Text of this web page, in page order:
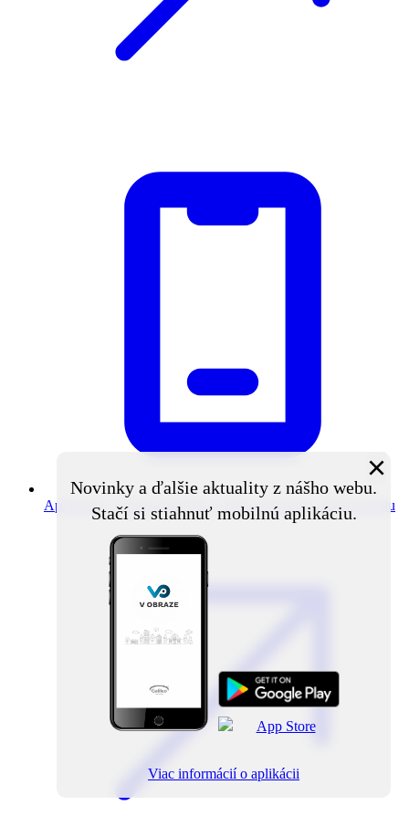
Aplikácia V obraze Novinky z obce priamo do vášho mobilu
Novinky a ďalšie aktuality z nášho webu.
Stačí si stiahnuť mobilnú aplikáciu.
×
Viac informácií o aplikácii